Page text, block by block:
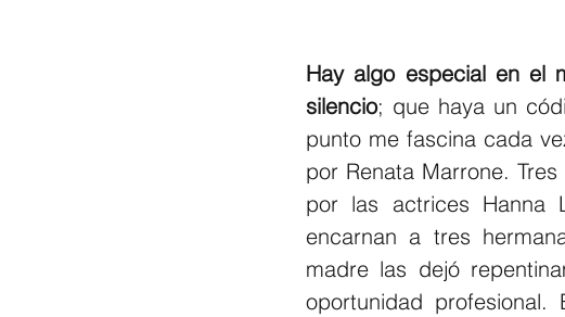
Hay algo especial en el
silencio; que haya un
punto me fascina cada
por Renata Marrone.
por las actrices Hanna
encarnan a tres
madre las dejó
oportunidad